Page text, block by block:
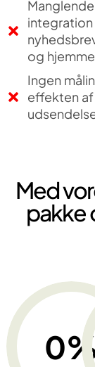
Manglende
og
Ingen
effekten
Med
pakke
0